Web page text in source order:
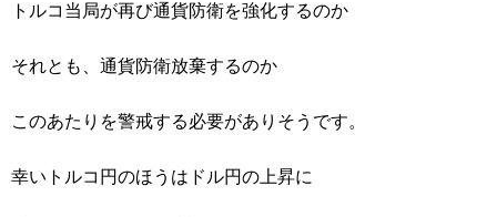
トルコ当局が再び通貨防衛を強化するのか
それとも、通貨防衛放棄するのか
このあたりを警戒する必要がありそうです。
幸いトルコ円のほうはドル円の上昇に